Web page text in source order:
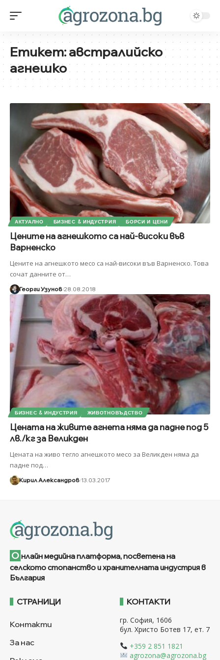
Етикет:австралийско
агнешко
АКТУАЛНО БИЗНЕС & ИНДУСТРИЯ БОРСИ И ЦЕНИ
Цените на агнешкото са най-високи във
Варненско
Цените на агнешкото месо са най-високи във Варненско. Това
сочат данните от…
Георги Узунов 28.08.2018
БИЗНЕС & ИНДУСТРИЯ ЖИВОТНОВЪДСТВО
Цената на живите агнета няма да падне под 5
лв./кг за Великден
Цената на живо тегло агнешкото месо за Великден няма да
падне под…
Кирил Александров 13.03.2017
О нлайн медийна платформа, посветена на
селското стопанство и хранителната индустрия в
България
СТРАНИЦИ
Контакти
За нас
КОНТАКТИ
гр. София, 1606
бул. Христо Ботев 17, ет. 7
+359 2 851 1821
agrozona@agrozona.bg